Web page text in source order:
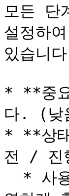
모든 단
설정하
있습니
* **중
다. (낮
* **상
전 / 진